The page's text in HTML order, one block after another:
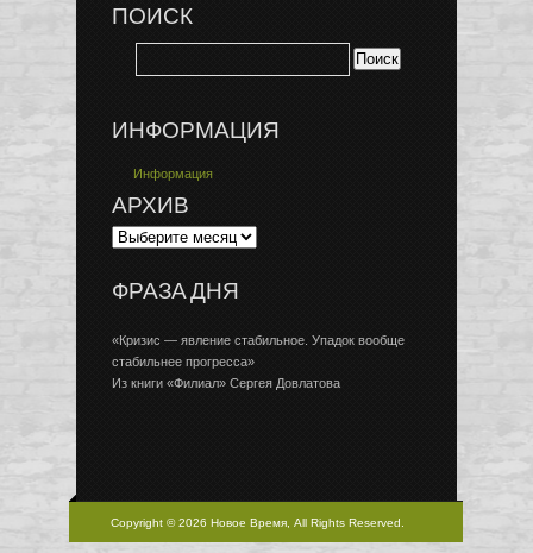
ПОИСК
ИНФОРМАЦИЯ
Информация
АРХИВ
ФРАЗА ДНЯ
«Кризис — явление стабильное. Упадок вообще
стабильнее прогресса»
Из книги «Филиал» Сергея Довлатова
Copyright © 2026 Новое Время, All Rights Reserved.